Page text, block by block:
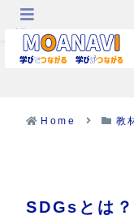
Home 教
SDGsとは
メニュー